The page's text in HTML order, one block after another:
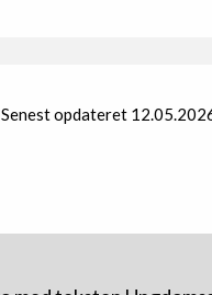
Senest opdateret